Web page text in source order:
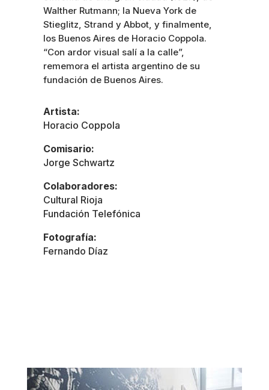
Walther Rutmann; la Nueva York de
Stieglitz, Strand y Abbot, y finalmente,
los Buenos Aires de Horacio Coppola.
“Con ardor visual salí a la calle”,
rememora el artista argentino de su
fundación de Buenos Aires.
Artista:
Horacio Coppola
Comisario:
Jorge Schwartz
Colaboradores:
Cultural Rioja
Fundación Telefónica
Fotografía:
Fernando Díaz